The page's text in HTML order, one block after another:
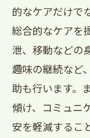
的なケアだけで
総合的なケアを
泄、移動などの
趣味の継続など
助も行います。
傾け、コミュニ
安を軽減するこ